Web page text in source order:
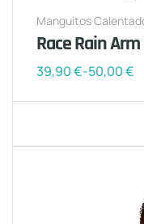
Manguitos
Calentadores para
Race Rain
39,90€-50,00€